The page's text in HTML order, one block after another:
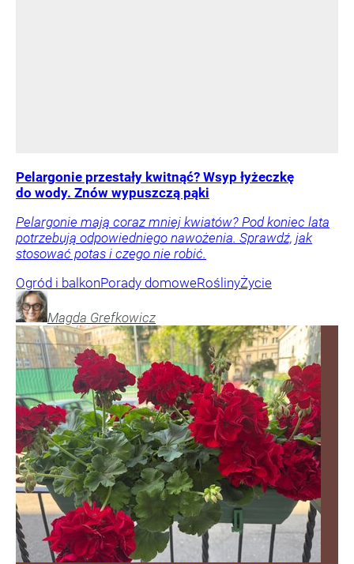
Pelargonie przestały kwitnąć? Wsyp łyżeczkę
do wody. Znów wypuszczą pąki
Pelargonie mają coraz mniej kwiatów? Pod koniec lata
potrzebują odpowiedniego nawożenia. Sprawdź, jak
stosować potas i czego nie robić.
Ogród i balkonPorady domoweRoślinyŻycie
Magda Grefkowicz